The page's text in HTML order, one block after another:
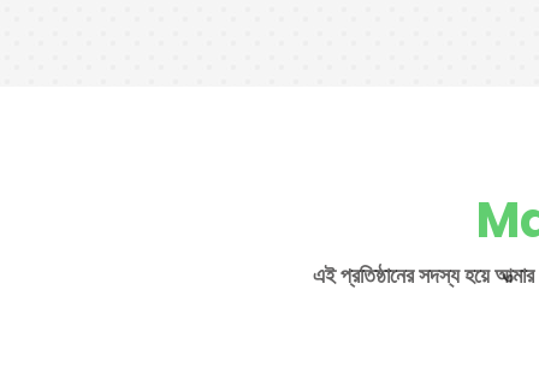
এই প্রতিষ্ঠানের সদস্য হয়ে